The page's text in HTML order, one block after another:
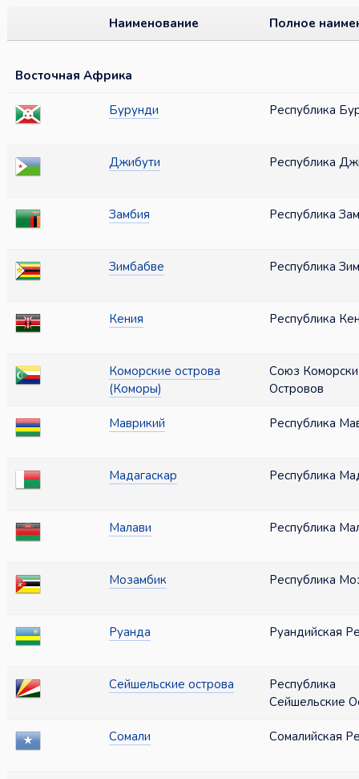
Наименование Полное
Восточная Африка
Бурунди Республика
Джибути Республика
Замбия Республика
Зимбабве Республика
Кения Республика
Коморские острова
(Коморы)
Союз
Островов
Маврикий Республика
Мадагаскар Республика
Малави Республика
Мозамбик Республика
Руанда Руандийская
Сейшельские острова
Республика
Сейшельские
Сомали Сомалийская